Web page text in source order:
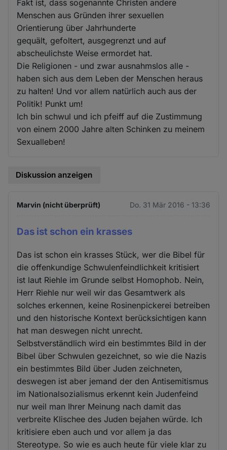
Fakt ist, dass sogenannte Christen andere
Menschen aus Gründen ihrer sexuellen
Orientierung über Jahrhunderte
gequält, gefoltert, ausgegrenzt und auf
abscheulichste Weise ermordet hat.
Die Religionen - und zwar ausnahmslos alle -
haben sich aus dem Leben der Menschen heraus
zu halten! Und vor allem natürlich auch aus der
Politik! Punkt um!
Ich bin schwul und ich pfeiff auf die Zustimmung
von einem 2000 Jahre alten Schinken zu meinem
Sexualleben!
Diskussion anzeigen
Marvin (nicht überprüft) Do. 31 Mär 2016 - 13:36
Das ist schon ein krasses
Das ist schon ein krasses Stück, wer die Bibel für
die offenkundige Schwulenfeindlichkeit kritisiert
ist laut Riehle im Grunde selbst Homophob. Nein,
Herr Riehle nur weil wir das Gesamtwerk als
solches erkennen, keine Rosinenpickerei betreiben
und den historische Kontext berücksichtigen kann
hat man deswegen nicht unrecht.
Selbstverständlich wird ein bestimmtes Bild in der
Bibel über Schwulen gezeichnet, so wie die Nazis
ein bestimmtes Bild über Juden zeichneten,
deswegen ist aber jemand der den Antisemitismus
im Nationalsozialismus erkennt kein Judenfeind
nur weil man Ihrer Meinung nach damit das
verbreite Klischee des Juden bejahen würde. Ich
kritisiere eben auch und vor allem ja das
Stereotype. So wie es auch heute für viele klar zu